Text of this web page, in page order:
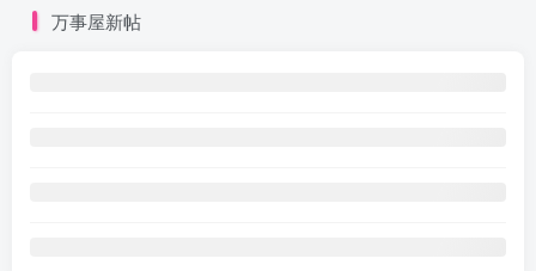
万事屋新帖